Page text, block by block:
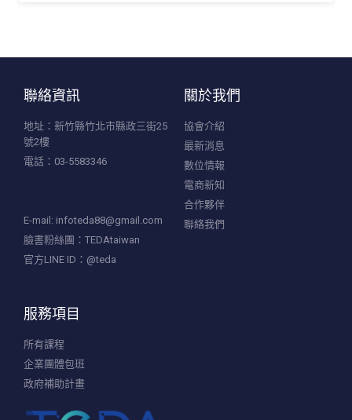
聯絡資訊
地址：新竹縣竹北市縣政三街25
號2樓
電話：03-5583346
E-mail: infoteda88@gmail.com
臉書粉絲團：TEDAtaiwan
官方LINE ID：@teda
關於我們
協會介紹
最新消息
數位情報
電商新知
合作夥伴
聯絡我們
服務項目
所有課程
企業團體包班
政府補助計畫